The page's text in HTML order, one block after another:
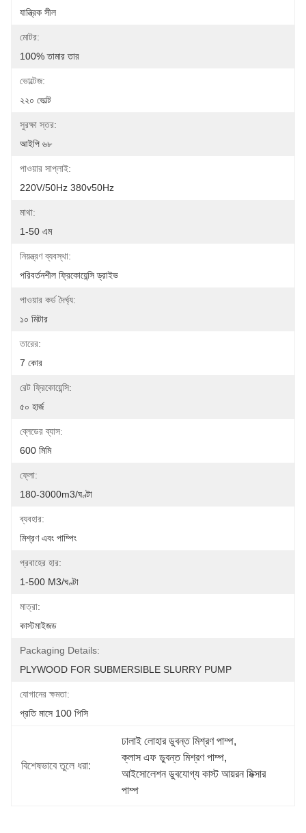
যান্ত্রিক সীল
মোটর:
100% তামার তার
ভোল্টেজ:
২২০ ভোল্ট
সুরক্ষা স্তর:
আইপি ৬৮
পাওয়ার সাপ্লাই:
220V/50Hz 380v50Hz
মাথা:
1-50 এম
নিয়ন্ত্রণ ব্যবস্থা:
পরিবর্তনশীল ফ্রিকোয়েন্সি ড্রাইভ
পাওয়ার কর্ড দৈর্ঘ্য:
১০ মিটার
তারের:
7 কোর
রেট ফ্রিকোয়েন্সি:
৫০ হার্জ
ব্লেডের ব্যাস:
600 মিমি
ফ্লো:
180-3000m3/ঘণ্টা
ব্যবহার:
মিশ্রণ এবং পাম্পিং
প্রবাহের হার:
1-500 M3/ঘণ্টা
মাত্রা:
কাস্টমাইজড
Packaging Details:
PLYWOOD FOR SUBMERSIBLE SLURRY PUMP
যোগানের ক্ষমতা:
প্রতি মাসে 100 পিসি
বিশেষভাবে তুলে ধরা:
ঢালাই লোহার ডুবন্ত মিশ্রণ পাম্প,
ক্লাস এফ ডুবন্ত মিশ্রণ পাম্প,
আইসোলেশন ডুবযোগ্য কাস্ট আয়রন মিক্সার
পাম্প